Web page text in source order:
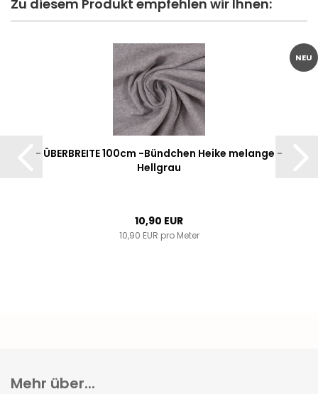
Zu diesem Produkt empfehlen wir Ihnen:
NEU
- ÜBERBREITE 100cm -Bündchen Heike melange -
Hellgrau
10,90 EUR
10,90 EUR pro Meter
Mehr über...